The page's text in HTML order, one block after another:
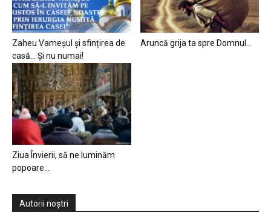
Zaheu Vameșul și sfințirea de
casă… Și nu numai!
Aruncă grija ta spre Domnul…
Ziua Învierii, să ne luminăm
popoare…
Autorii noștri